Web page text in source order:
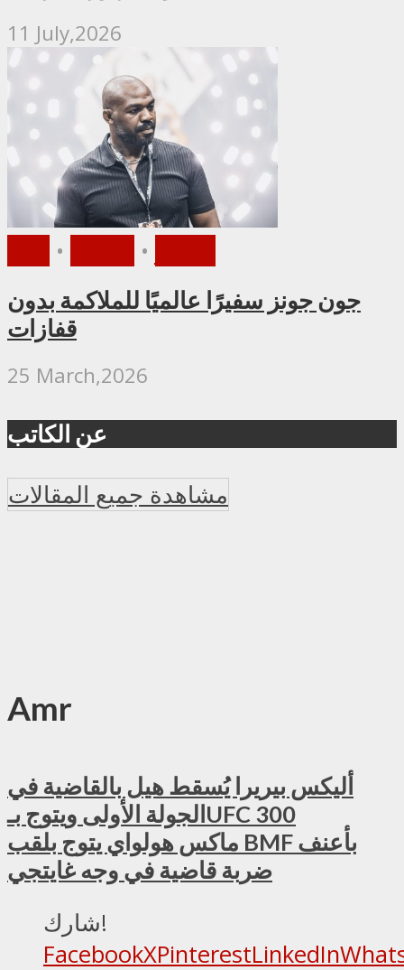
11 July,2026
• •
جون جونز سفيرًا عالميًا للملاكمة بدون
قفازات
25 March,2026
عن الكاتب
مشاهدة جميع المقالات
Amr
أليكس بيريرا يُسقط هيل بالقاضية في
الجولة الأولى ويتوج بـUFC 300
ماكس هولواي يتوج بلقب BMF بأعنف
ضربة قاضية في وجه غايتجي
شارك!
FacebookXPinterestLinkedIn